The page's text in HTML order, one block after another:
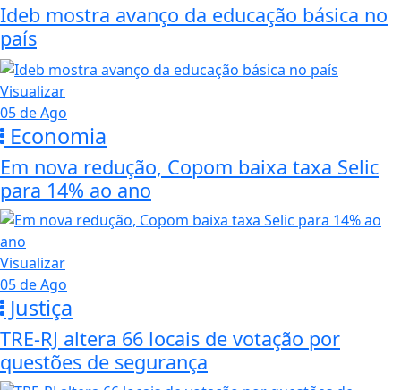
Ideb mostra avanço da educação básica no
país
Visualizar
05 de Ago
Economia
Em nova redução, Copom baixa taxa Selic
para 14% ao ano
Visualizar
05 de Ago
Justiça
TRE-RJ altera 66 locais de votação por
questões de segurança